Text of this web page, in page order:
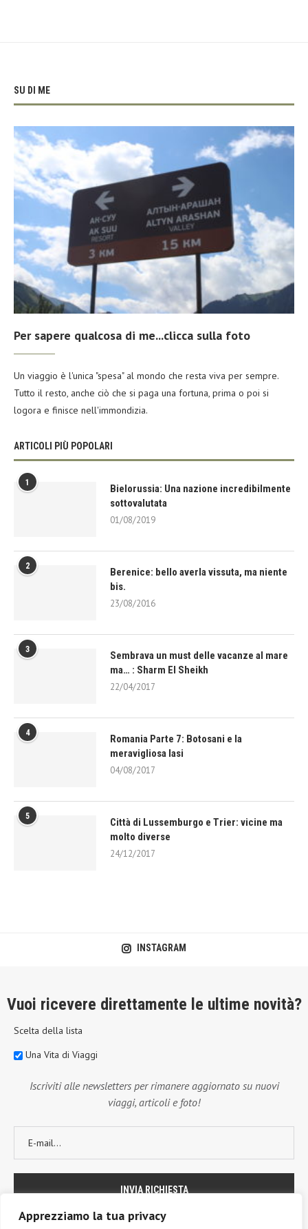
Apprezziamo la tua privacy
SU DI ME
Per sapere qualcosa di me...clicca sulla foto
Un viaggio è l'unica "spesa" al mondo che resta viva per sempre.
Tutto il resto, anche ciò che si paga una fortuna, prima o poi si
logora e finisce nell'immondizia.
ARTICOLI PIÙ POPOLARI
1
Bielorussia: Una nazione incredibilmente
sottovalutata
01/08/2019
2
Berenice: bello averla vissuta, ma niente
bis.
23/08/2016
3
Sembrava un must delle vacanze al mare
ma… : Sharm El Sheikh
22/04/2017
4
Romania Parte 7: Botosani e la
meravigliosa Iasi
04/08/2017
5
Città di Lussemburgo e Trier: vicine ma
molto diverse
24/12/2017
INSTAGRAM
Vuoi ricevere direttamente le ultime novità?
Scelta della lista
Una Vita di Viaggi
Iscriviti alle newsletters per rimanere aggiornato su nuovi
viaggi, articoli e foto!